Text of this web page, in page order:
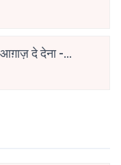
दे देना -